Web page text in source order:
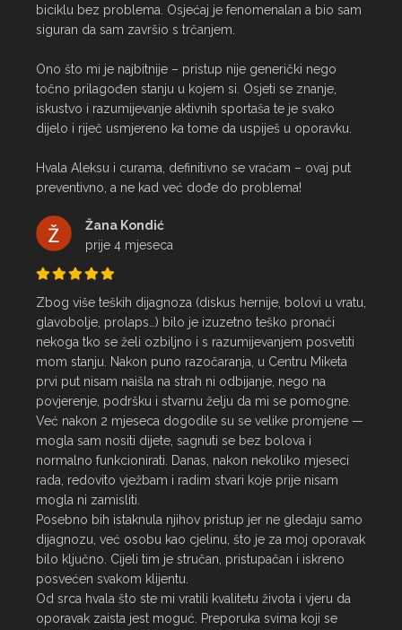
biciklu bez problema. Osjećaj je fenomenalan a bio sam
siguran da sam završio s trčanjem.
Ono što mi je najbitnije – pristup nije generički nego
točno prilagođen stanju u kojem si. Osjeti se znanje,
iskustvo i razumijevanje aktivnih sportaša te je svako
dijelo i riječ usmjereno ka tome da uspiješ u oporavku.
Hvala Aleksu i curama, definitivno se vraćam – ovaj put
preventivno, a ne kad već dođe do problema!
Žana Kondić
prije 4 mjeseca
Zbog više teških dijagnoza (diskus hernije, bolovi u vratu,
glavobolje, prolaps…) bilo je izuzetno teško pronaći
nekoga tko se želi ozbiljno i s razumijevanjem posvetiti
mom stanju. Nakon puno razočaranja, u Centru Miketa
prvi put nisam naišla na strah ni odbijanje, nego na
povjerenje, podršku i stvarnu želju da mi se pomogne.
Već nakon 2 mjeseca dogodile su se velike promjene —
mogla sam nositi dijete, sagnuti se bez bolova i
normalno funkcionirati. Danas, nakon nekoliko mjeseci
rada, redovito vježbam i radim stvari koje prije nisam
mogla ni zamisliti.
Posebno bih istaknula njihov pristup jer ne gledaju samo
dijagnozu, već osobu kao cjelinu, što je za moj oporavak
bilo ključno. Cijeli tim je stručan, pristupačan i iskreno
posvećen svakom klijentu.
Od srca hvala što ste mi vratili kvalitetu života i vjeru da
oporavak zaista jest moguć. Preporuka svima koji se